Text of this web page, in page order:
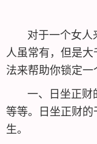
对于一个女人来
人虽常有，但是
法来帮助你锁定
一、日坐正财的
等等。日坐正财
生。